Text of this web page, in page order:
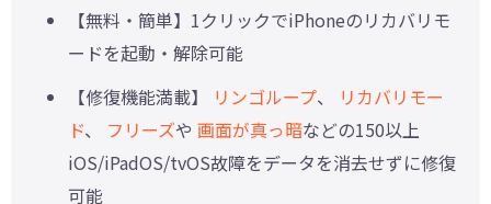
【無料・簡単】1クリックでiPhoneのリカバリモ
ードを起動・解除可能
【修復機能満載】
リンゴループ、
リカバリモー
ド、 フリーズや 画面が真っ暗などの150以上
iOS/iPadOS/tvOS故障をデータを消去せずに修復
可能